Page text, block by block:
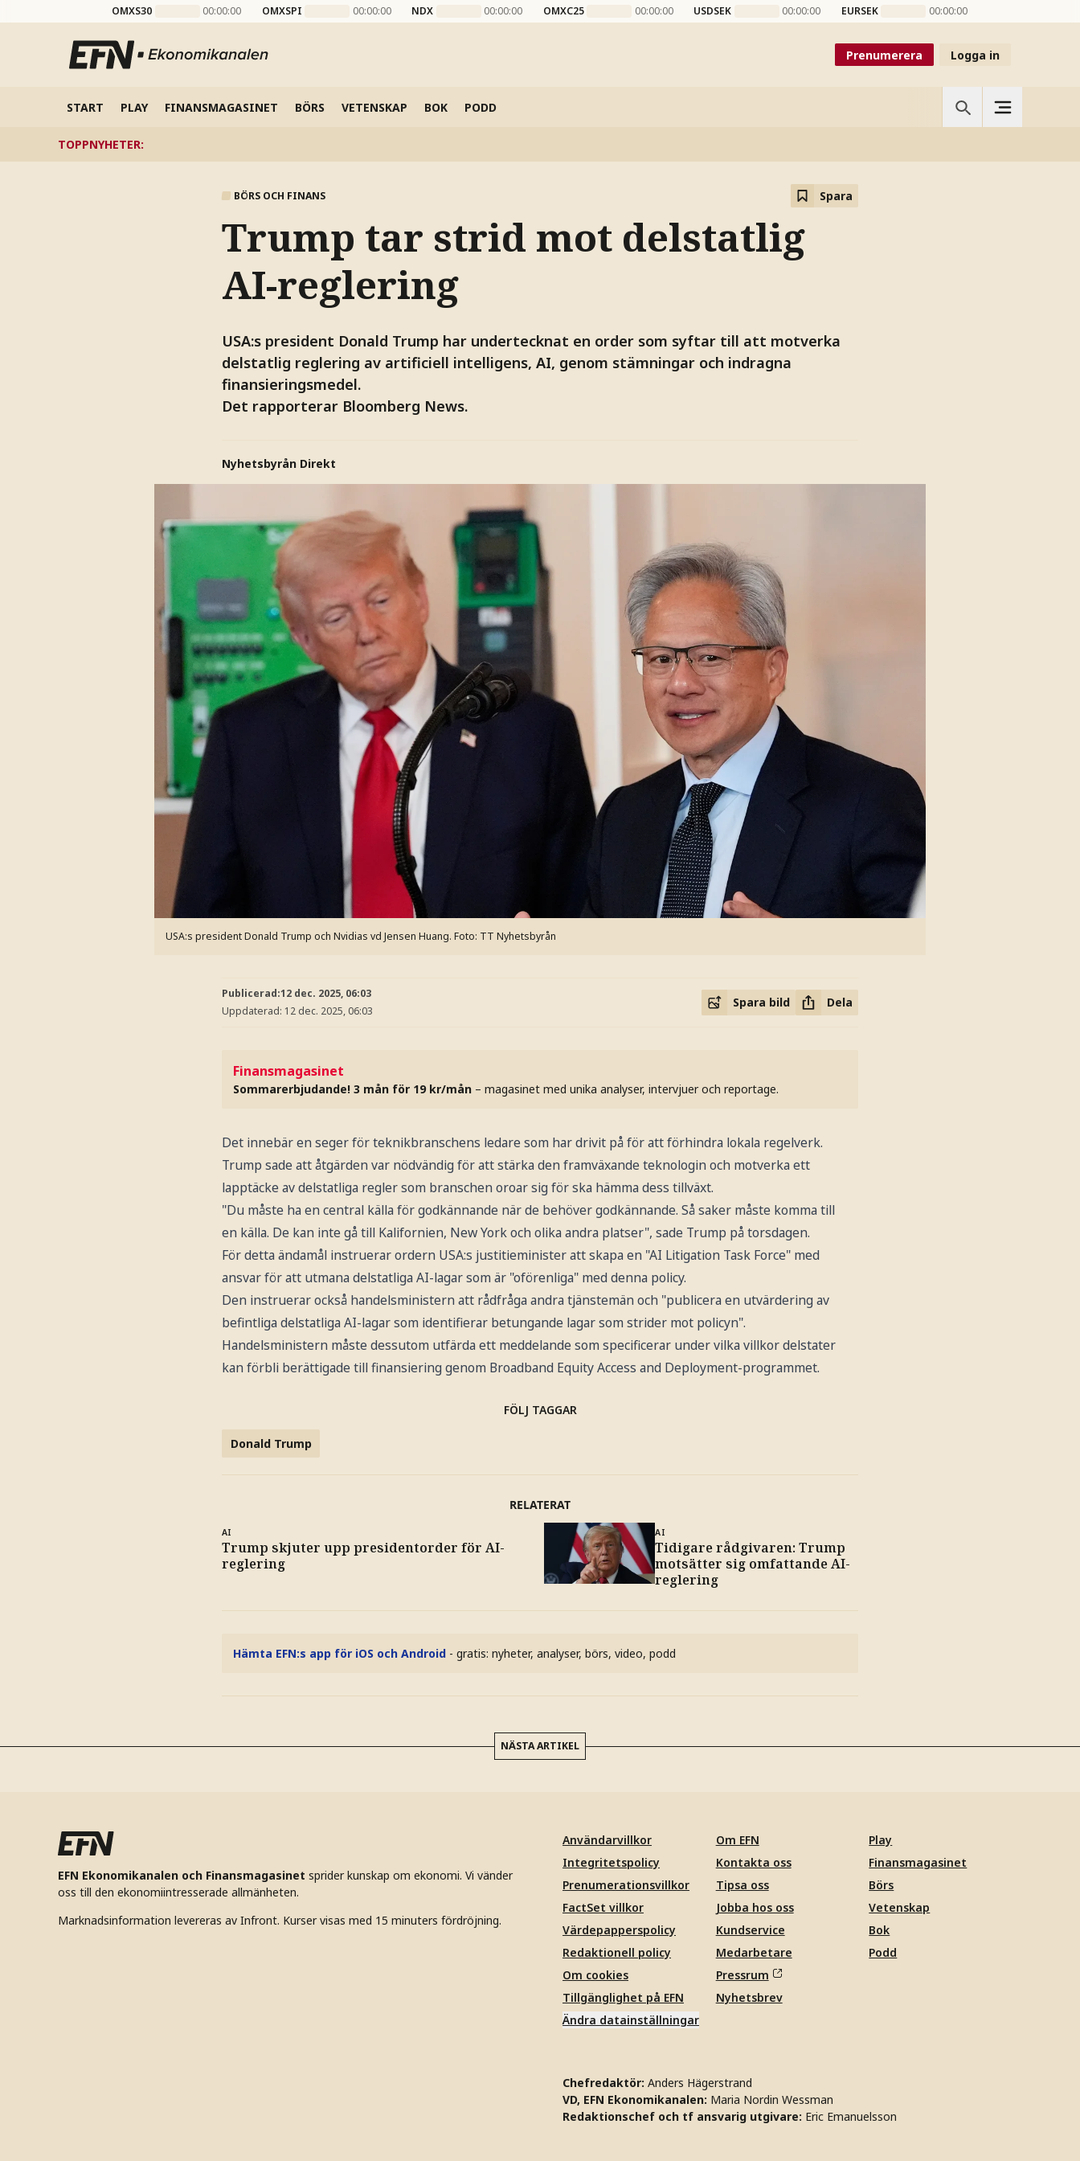
OMXS30 00:00:00 OMXSPI 00:00:00 NDX 00:00:00 OMXC25 00:00:00 USDSEK 00:00:00 EURSEK 00:00:00
Prenumerera Logga in
START PLAY FINANSMAGASINET BÖRS VETENSKAP BOK PODD
TOPPNYHETER:
BÖRS OCH FINANS Spara
Trump tar strid mot delstatlig
AI-reglering
USA:s president Donald Trump har undertecknat en order som syftar till att motverka
delstatlig reglering av artificiell intelligens, AI, genom stämningar och indragna
finansieringsmedel.
Det rapporterar Bloomberg News.
Nyhetsbyrån Direkt
USA:s president Donald Trump och Nvidias vd Jensen Huang. Foto: TT Nyhetsbyrån
Publicerad:12 dec. 2025, 06:03
Uppdaterad: 12 dec. 2025, 06:03
Spara bild Dela
Finansmagasinet
Sommarerbjudande! 3 mån för 19 kr/mån – magasinet med unika analyser, intervjuer och reportage.
Det innebär en seger för teknikbranschens ledare som har drivit på för att förhindra lokala regelverk.
Trump sade att åtgärden var nödvändig för att stärka den framväxande teknologin och motverka ett
lapptäcke av delstatliga regler som branschen oroar sig för ska hämma dess tillväxt.
"Du måste ha en central källa för godkännande när de behöver godkännande. Så saker måste komma till
en källa. De kan inte gå till Kalifornien, New York och olika andra platser", sade Trump på torsdagen.
För detta ändamål instruerar ordern USA:s justitieminister att skapa en "AI Litigation Task Force" med
ansvar för att utmana delstatliga AI-lagar som är "oförenliga" med denna policy.
Den instruerar också handelsministern att rådfråga andra tjänstemän och "publicera en utvärdering av
befintliga delstatliga AI-lagar som identifierar betungande lagar som strider mot policyn".
Handelsministern måste dessutom utfärda ett meddelande som specificerar under vilka villkor delstater
kan förbli berättigade till finansiering genom Broadband Equity Access and Deployment-programmet.
FÖLJ TAGGAR
Donald Trump
RELATERAT
AI
Trump skjuter upp presidentorder för AI-
reglering
AI
Tidigare rådgivaren: Trump
motsätter sig omfattande AI-
reglering
Hämta EFN:s app för iOS och Android - gratis: nyheter, analyser, börs, video, podd
NÄSTA ARTIKEL
EFN Ekonomikanalen och Finansmagasinet sprider kunskap om ekonomi. Vi vänder
oss till den ekonomiintresserade allmänheten.
Marknadsinformation levereras av Infront. Kurser visas med 15 minuters fördröjning.
Användarvillkor
Integritetspolicy
Prenumerationsvillkor
FactSet villkor
Värdepapperspolicy
Redaktionell policy
Om cookies
Tillgänglighet på EFN
Ändra datainställningar
Om EFN
Kontakta oss
Tipsa oss
Jobba hos oss
Kundservice
Medarbetare
Pressrum
Nyhetsbrev
Play
Finansmagasinet
Börs
Vetenskap
Bok
Podd
Chefredaktör: Anders Hägerstrand
VD, EFN Ekonomikanalen: Maria Nordin Wessman
Redaktionschef och tf ansvarig utgivare: Eric Emanuelsson